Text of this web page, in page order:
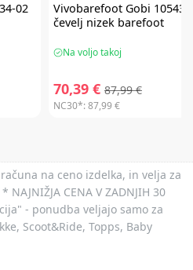
02
Vivobarefoot Gobi
čevelj nizek barefoot
Na voljo takoj
70,39 € 87,99 €
NC30*:87,99 €
na ceno izdelka, in velja za
CENA V ZADNJIH 30
- ponudba veljajo samo za
Scoot&Ride, Topps, Baby